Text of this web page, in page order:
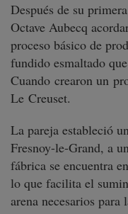
Después de su
Octave Aubecq
proceso básico de
fundido esmaltado
Cuando crearon un
Le Creuset.
La pareja estableció
Fresnoy-le-Grand, a
fábrica se encuentra
lo que facilita el
arena necesarios para